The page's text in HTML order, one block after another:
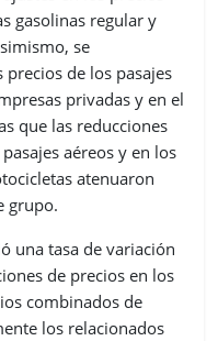
gasolinas regular y
se
de los pasajes
privadas y en el
que las reducciones
aéreos y en los
atenuaron
grupo.
una tasa de variación
de precios en los
combinados de
los relacionados